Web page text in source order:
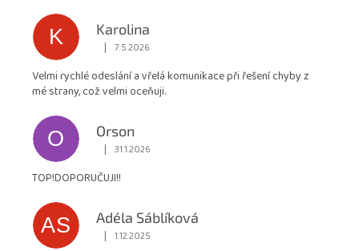
K
Karolina
Hodnocení obchodu je 5 z 5 hvězdiček.
| 7.5.2026
Velmi rychlé odeslání a vřelá komunikace při řešení chyby z
mé strany, což velmi oceňuji.
O
Orson
Hodnocení obchodu je 5 z 5 hvězdiček.
| 31.1.2026
TOP!DOPORUČUJI!!
AS
Adéla Sáblíková
Hodnocení obchodu je 5 z 5 hvězdiček.
| 1.12.2025